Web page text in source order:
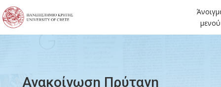
μενού
Ανακοίνωση Πρύτανη